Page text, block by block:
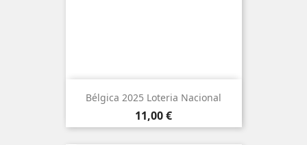
Bélgica 2025 Loteria Nacional
Preço
11,00 €